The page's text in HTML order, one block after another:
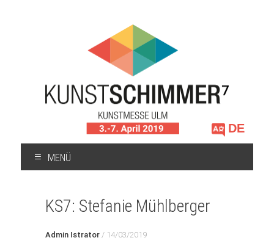
Sprache
auswählen
MENÜ
SPRINGEN
KS7: Stefanie Mühlberger
Admin Istrator/ 14/03/2019